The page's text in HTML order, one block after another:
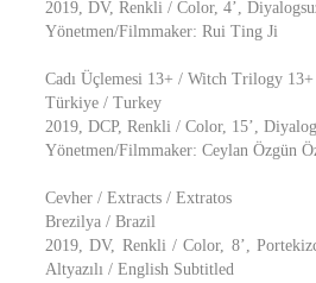
2019, DV, Renkli / Color, 4’,
Yönetmen/Filmmaker: Rui Ting Ji
Cadı Üçlemesi 13+ / Witch Trilogy 13+
Türkiye / Turkey
2019, DCP, Renkli / Color, 15’,
Yönetmen/Filmmaker: Ceylan Özgün
Cevher / Extracts / Extratos
Brezilya / Brazil
2019, DV, Renkli / Color, 8’,
Altyazılı / English Subtitled